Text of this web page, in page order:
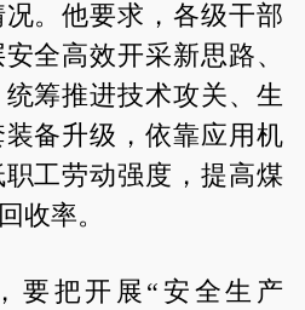
。他要求，各级干部
全高效开采新思路、
筹推进技术攻关、生
备升级，依靠应用机
工劳动强度，提高煤
收率。
要把开展“安全生产